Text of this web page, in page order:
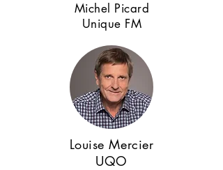
Michel Picard
Unique FM
Louise Mercier
UQO